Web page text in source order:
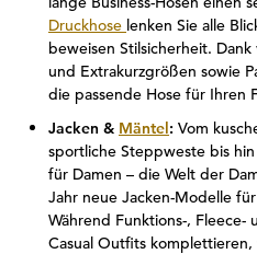
Druckhose lenken Sie alle
beweisen Stilsicherheit.
und Extrakurzgrößen sowie
die passende Hose für Ihren
Jacken & Mäntel: Vom
sportliche Steppweste bis
für Damen – die Welt der
Jahr neue Jacken-Modelle
Während Funktions-, Fleece-
Casual Outfits